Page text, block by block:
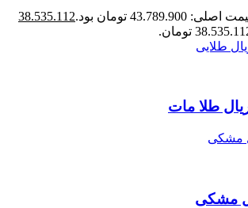
اصلی: 43.789.900 تومان بود.
38.535.112
طلا مات
مشکی